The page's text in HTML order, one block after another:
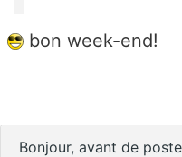
bon week-end!
Bonjour, avant de